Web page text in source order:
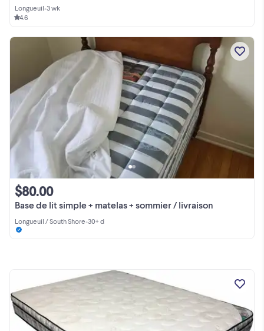
Longueuil•3 wk
4.6
Base de lit simple + matelas + sommier / livraison
$80.00
Longueuil / South Shore•30+ d